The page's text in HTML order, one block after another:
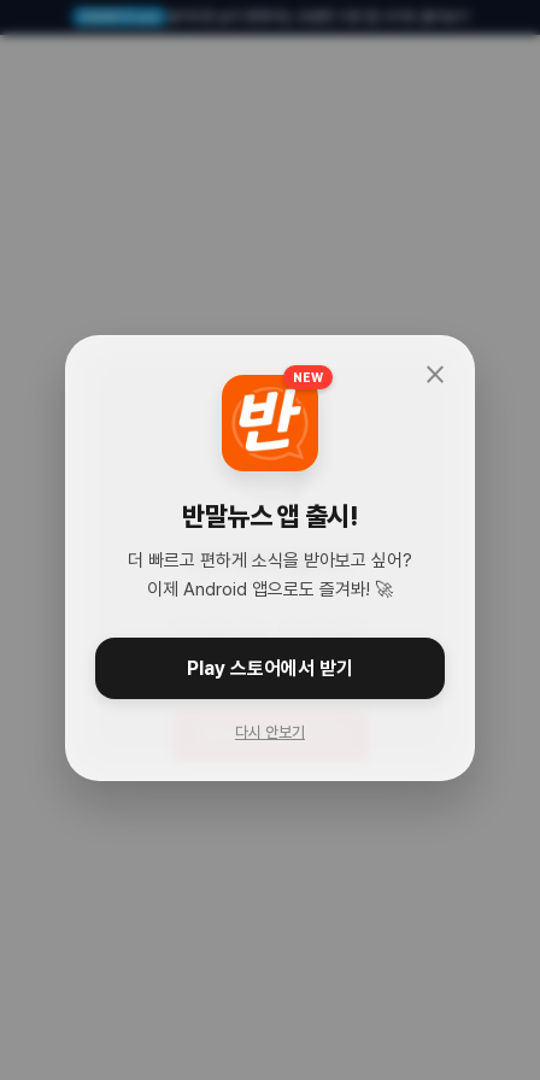
🧐
어? 여기 맞아?
주소를 다시 확인해봐!
메인으로 돌아가기
close
NEW
반말뉴스 앱 출시!
더 빠르고 편하게 소식을 받아보고 싶어?
이제 Android 앱으로도 즐겨봐! 🚀
Play 스토어에서 받기
다시 안보기